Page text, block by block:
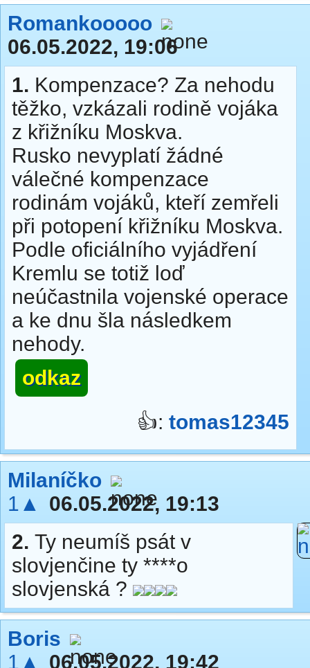
Romankooooo
06.05.2022, 19:06
1. Kompenzace? Za nehodu
těžko, vzkázali rodině vojáka
z křižníku Moskva.
Rusko nevyplatí žádné
válečné kompenzace
rodinám vojáků, kteří zemřeli
při potopení křižníku Moskva.
Podle oficiálního vyjádření
Kremlu se totiž loď
neúčastnila vojenské operace
a ke dnu šla následkem
nehody.
odkaz
👍: tomas12345
Milaníčko
1▲
06.05.2022, 19:13
2. Ty neumíš psát v
slovjenčine ty ****o
slovjenská ?
Boris
1▲
06.05.2022, 19:42